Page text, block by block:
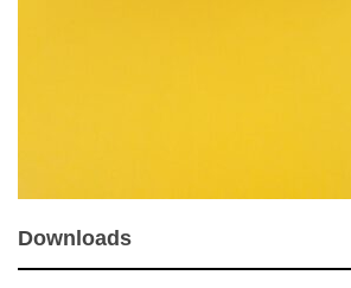
Downloads